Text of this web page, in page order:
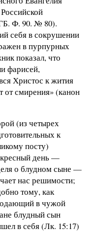
Ф. 90. № 80).
себя в сокрушении
в пурпурных
показал, что
фарисей,
Христос к жития
от смирения» (канон
(из четырех
к
посту)
день —
о блудном сыне —
нас решимости;
тому, как
в чужой
блудный сын
в себя (Лк. 15:17)